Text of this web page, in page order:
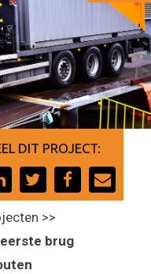
>>
brug
DIT PROJECT: